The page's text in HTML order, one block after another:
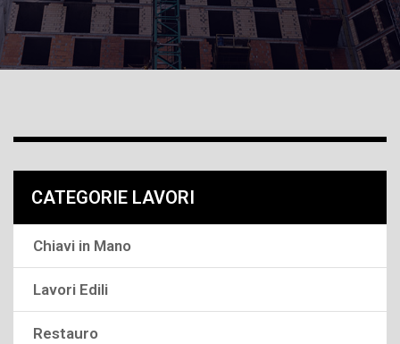
CATEGORIE LAVORI
Chiavi in Mano
Lavori Edili
Restauro